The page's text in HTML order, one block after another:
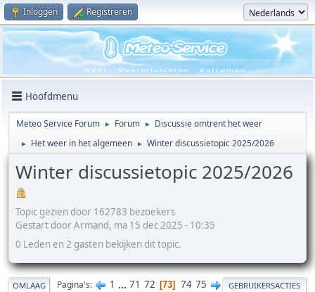
Inloggen Registreren
Hoofdmenu
Meteo Service Forum ► Forum ► Discussie omtrent het weer
► Het weer in het algemeen ► Winter discussietopic 2025/2026
Winter discussietopic 2025/2026
Topic gezien door 162783 bezoekers
Gestart door Armand, ma 15 dec 2025 - 10:35
0 Leden en 2 gasten bekijken dit topic.
OMLAAG Pagina's 1 ... 71 72 73 74 75 GEBRUIKERSACTIES